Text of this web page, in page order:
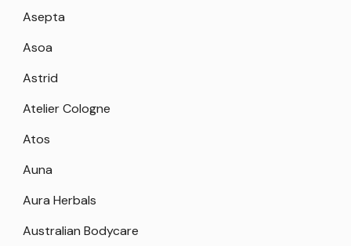
Asepta
Asoa
Astrid
Atelier Cologne
Atos
Auna
Aura Herbals
Australian Bodycare